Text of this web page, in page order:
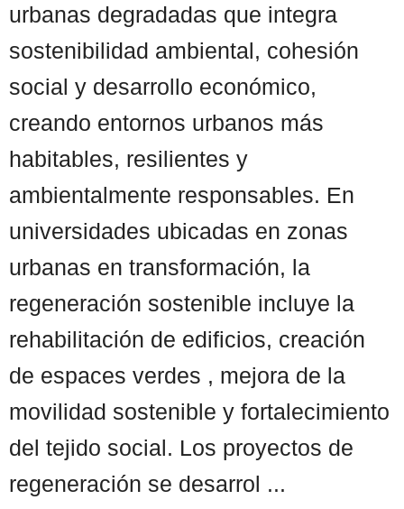
urbanas degradadas que integra
sostenibilidad ambiental, cohesión
social y desarrollo económico,
creando entornos urbanos más
habitables, resilientes y
ambientalmente responsables. En
universidades ubicadas en zonas
urbanas en transformación, la
regeneración sostenible incluye la
rehabilitación de edificios, creación
de espaces verdes , mejora de la
movilidad sostenible y fortalecimiento
del tejido social. Los proyectos de
regeneración se desarrol ...